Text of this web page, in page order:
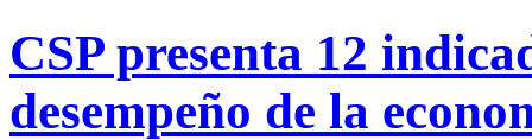
CSP presenta 12
desempeño de la